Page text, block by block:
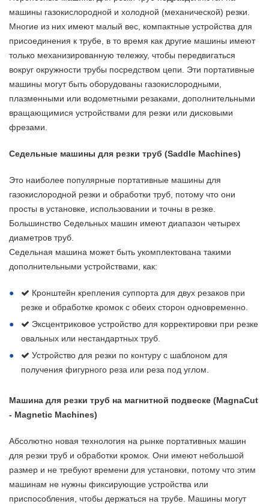
машины газокислородной и холодной (механической) резки.
Многие из них имеют малый вес, компактные устройства для
присоединения к трубе, в то время как другие машины имеют
только механизированную тележку, чтобы передвигаться
вокруг окружности трубы посредством цепи. Эти портативные
машины могут быть оборудованы газокислородными,
плазменными или водометными резаками, дополнительными
вращающимися устройствами для резки или дисковыми
фрезами.
Седельные машины для резки труб (Saddle Machines)
Это наиболее популярные портативные машины для
газокислородной резки и обработки труб, потому что они
просты в установке, использовании и точны в резке.
Большинство Седельных машин имеют диапазон четырех
диаметров труб.
Седельная машина может быть укомплектована такими
дополнительными устройствами, как:
Кронштейн крепления суппорта для двух резаков при
резке и обработке кромок с обеих сторон одновременно.
Эксцентриковое устройство для корректировки при резке
овальных или нестандартных труб.
Устройство для резки по контуру с шаблоном для
получения фигурного реза или реза под углом.
Машина для резки труб на магнитной подвеске (MagnaCut
- Magnetic Machines)
Абсолютно новая технология на рынке портативных машин
для резки труб и обработки кромок. Они имеют небольшой
размер и не требуют времени для установки, потому что этим
машинам не нужны фиксирующие устройства или
приспособления, чтобы держаться на трубе. Машины могут